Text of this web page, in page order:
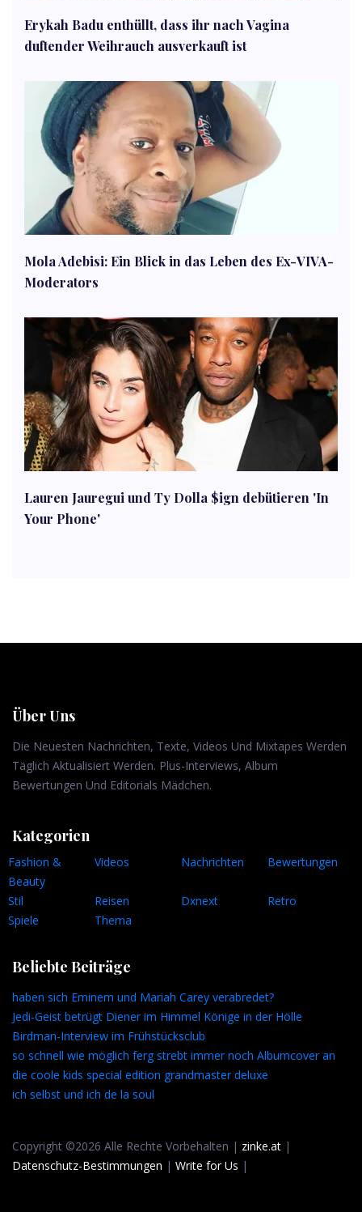
Erykah Badu enthüllt, dass ihr nach Vagina
duftender Weihrauch ausverkauft ist
Mola Adebisi: Ein Blick in das Leben des Ex-VIVA-
Moderators
Lauren Jauregui und Ty Dolla $ign debütieren 'In
Your Phone'
Über Uns
Die Neuesten Nachrichten, Texte, Videos Und Mixtapes Werden
Täglich Aktualisiert Werden. Plus-Interviews, Album
Bewertungen Und Editorials Mädchen.
Kategorien
Fashion &
Beauty
Videos Nachrichten Bewertungen
Stil Reisen Dxnext
Retro
Spiele
Thema
Beliebte Beiträge
haben sich Eminem und Mariah Carey verabredet?
Jedi-Geist betrügt Diener im Himmel Könige in der Hölle
Birdman-Interview im Frühstücksclub
so schnell wie möglich ferg strebt immer noch Albumcover an
die coole kids special edition grandmaster deluxe
ich selbst und ich de la soul
Copyright ©2026 Alle Rechte Vorbehalten | zinke.at |
Datenschutz-Bestimmungen | Write for Us |